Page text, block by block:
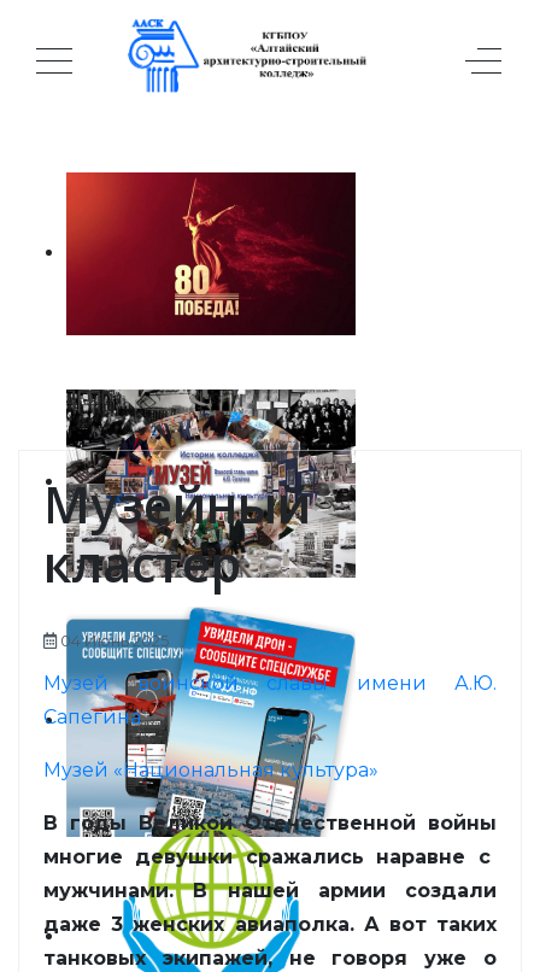
Музейный
кластер
04 Июнь 2025
Музей воинской славы имени А.Ю.
Сапегина
Музей «Национальная культура»
В годы Великой Отечественной войны
многие девушки сражались наравне с
мужчинами. В нашей армии создали
даже 3женскихавиаполка. А вот таких
танковых экипажей, не говоря уже о